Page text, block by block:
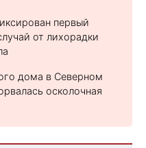
первый
от лихорадки
дома в Северном
осколочная